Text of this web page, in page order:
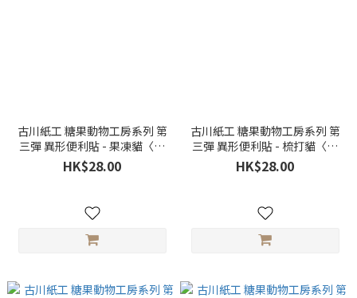
古川紙工 糖果動物工房系列 第
三彈 異形便利貼 - 果凍貓〈夏
季限定〉
HK$28.00
古川紙工 糖果動物工房系列 第
三彈 異形便利貼 - 梳打貓〈夏
季限定〉
HK$28.00